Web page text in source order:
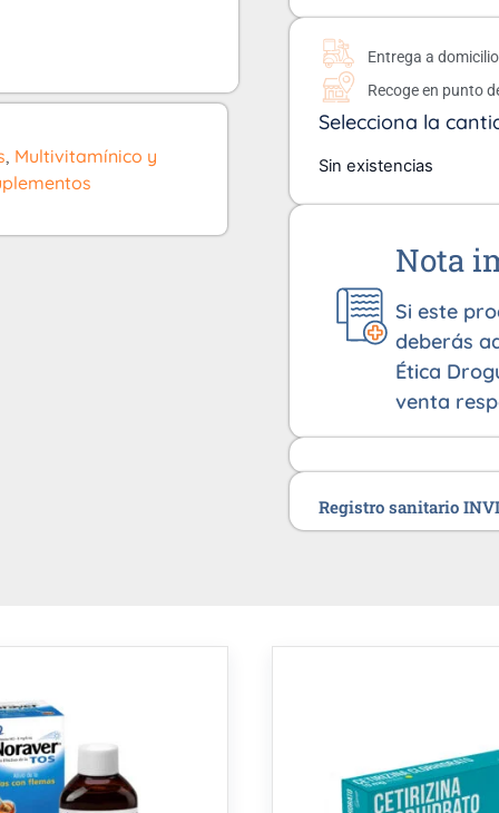
, Multivitamínico y
Entrega a domicilio
Recoge en punto
Selecciona la
Sin existencias
Nota
Si este
deberás
Ética
venta
Registro sanitario